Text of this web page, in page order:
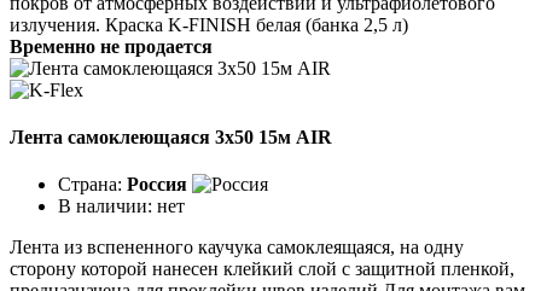
излучения. Краска K-FINISH белая (банка 2,5 л)
Временно не продается
Лента самоклеющаяся 3x50 15м AIR
Страна: Россия
В наличии: нет
Лента из вспененного каучука самоклеящаяся, на одну
сторону которой нанесен клейкий слой с защитной пленкой,